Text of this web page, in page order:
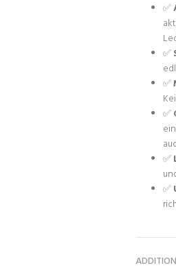
✅
✅
✅
✅
✅
✅